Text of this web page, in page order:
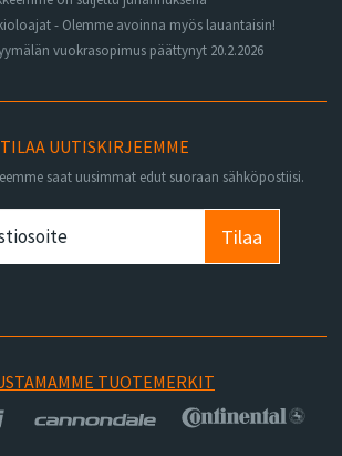
- Olemme avoinna myös lauantaisin!
vuokrasopimus päättynyt 20.2.2026
TILAA UUTISKIRJEEMME
saat uusimmat edut suoraan sähköpostiisi.
Tilaa
TUOTEMERKIT